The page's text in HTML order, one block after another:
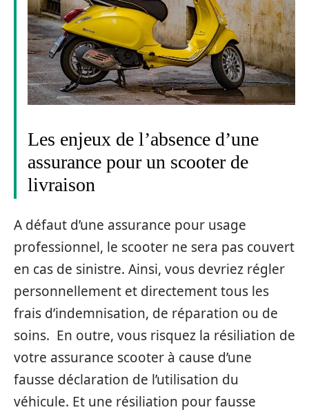
Les enjeux de l’absence d’une
assurance pour un scooter de
livraison
A défaut d’une assurance pour usage
professionnel, le scooter ne sera pas couvert
en cas de sinistre. Ainsi, vous devriez régler
personnellement et directement tous les
frais d’indemnisation, de réparation ou de
soins. En outre, vous risquez la résiliation de
votre assurance scooter à cause d’une
fausse déclaration de l’utilisation du
véhicule. Et une résiliation pour fausse